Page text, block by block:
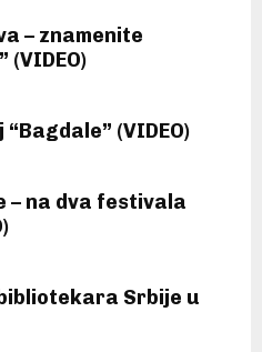
– znamenite
(VIDEO)
– na dva festivala
Srbije u